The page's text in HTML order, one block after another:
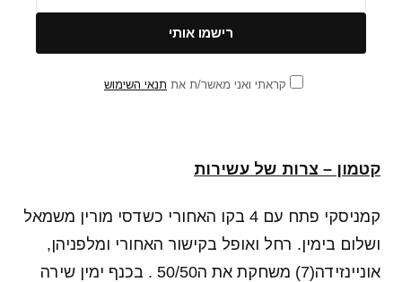
קראתי ואני מאשר/ת את תנאי השימוש
קטמון – צרות של עשירות
קמניסקי פתח עם 4 בקו האחורי כשדסי מורין משמאל
ושלום בימין. רחל ואופל בקישור האחורי ומלפניהן,
אוניינזידה(7) משחקת את ה50/50 . בכנף ימין שירה